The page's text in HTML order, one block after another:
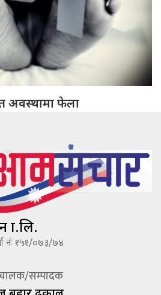
अवस्थामा फेला
नंः १५१/०७३/७४
सम्पादक